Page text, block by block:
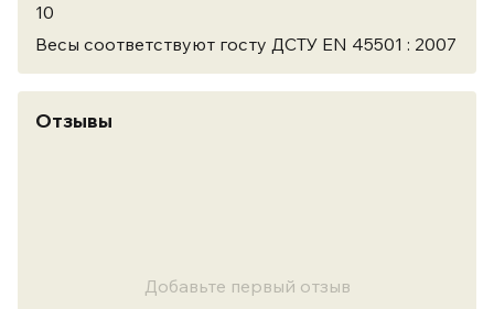
10
Весы соответствуют госту ДСТУ EN 45501 : 2007
Отзывы
Добавьте первый отзыв